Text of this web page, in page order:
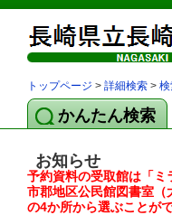
トップページ > 詳細検索 >
かんたん検索
お知らせ
予約資料の受取館は「
市郡地区公民館図書室（
の4か所から選ぶことがで